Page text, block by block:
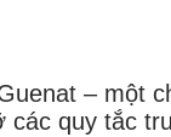
– một
các quy tắc